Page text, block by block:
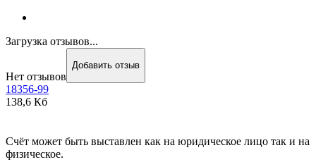
Загрузка отзывов...
Нет отзывов
Добавить отзыв
18356-99
138,6 Кб
Счёт может быть выставлен как на юридическое лицо так и на
физическое.